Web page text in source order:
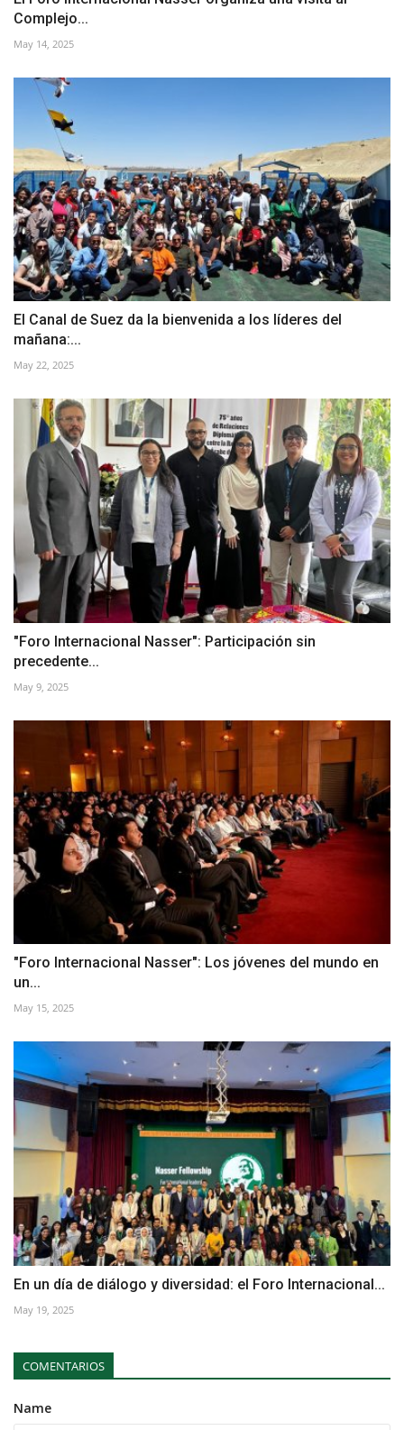
Complejo...
May 14, 2025
El Canal de Suez da la bienvenida a los líderes del
mañana:...
May 22, 2025
"Foro Internacional Nasser": Participación sin
precedente...
May 9, 2025
"Foro Internacional Nasser": Los jóvenes del mundo en
un...
May 15, 2025
En un día de diálogo y diversidad: el Foro Internacional...
May 19, 2025
COMENTARIOS
Name